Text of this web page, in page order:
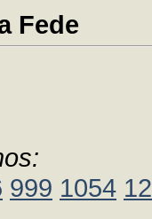
Fede
999 1054